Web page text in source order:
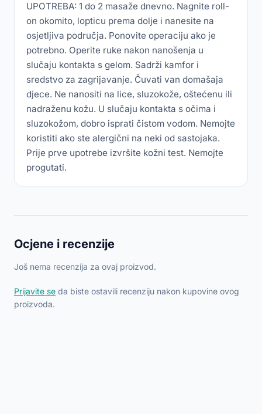
UPOTREBA: 1 do 2 masaže dnevno. Nagnite roll-
on okomito, lopticu prema dolje i nanesite na
osjetljiva područja. Ponovite operaciju ako je
potrebno. Operite ruke nakon nanošenja u
slučaju kontakta s gelom. Sadrži kamfor i
sredstvo za zagrijavanje. Čuvati van domašaja
djece. Ne nanositi na lice, sluzokože, oštećenu ili
nadraženu kožu. U slučaju kontakta s očima i
sluzokožom, dobro isprati čistom vodom. Nemojte
koristiti ako ste alergični na neki od sastojaka.
Prije prve upotrebe izvršite kožni test. Nemojte
progutati.
Ocjene i recenzije
Još nema recenzija za ovaj proizvod.
Prijavite se da biste ostavili recenziju nakon kupovine ovog
proizvoda.